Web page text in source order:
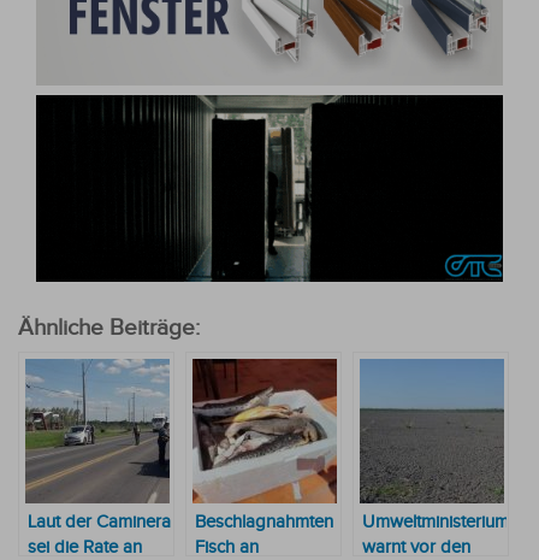
Ähnliche Beiträge:
Laut der Caminera
sei die Rate an
Beschlagnahmten
Fisch an
Umweltministerium
warnt vor den